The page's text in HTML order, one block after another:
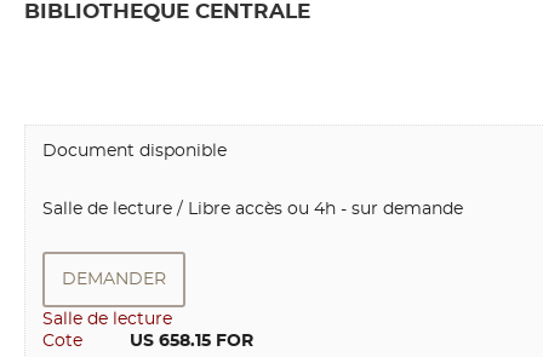
BIBLIOTHEQUE CENTRALE
Document disponible
Salle de lecture / Libre accès ou 4h - sur demande
DEMANDER
Cote
Salle de lecture
        US 658.15 FOR